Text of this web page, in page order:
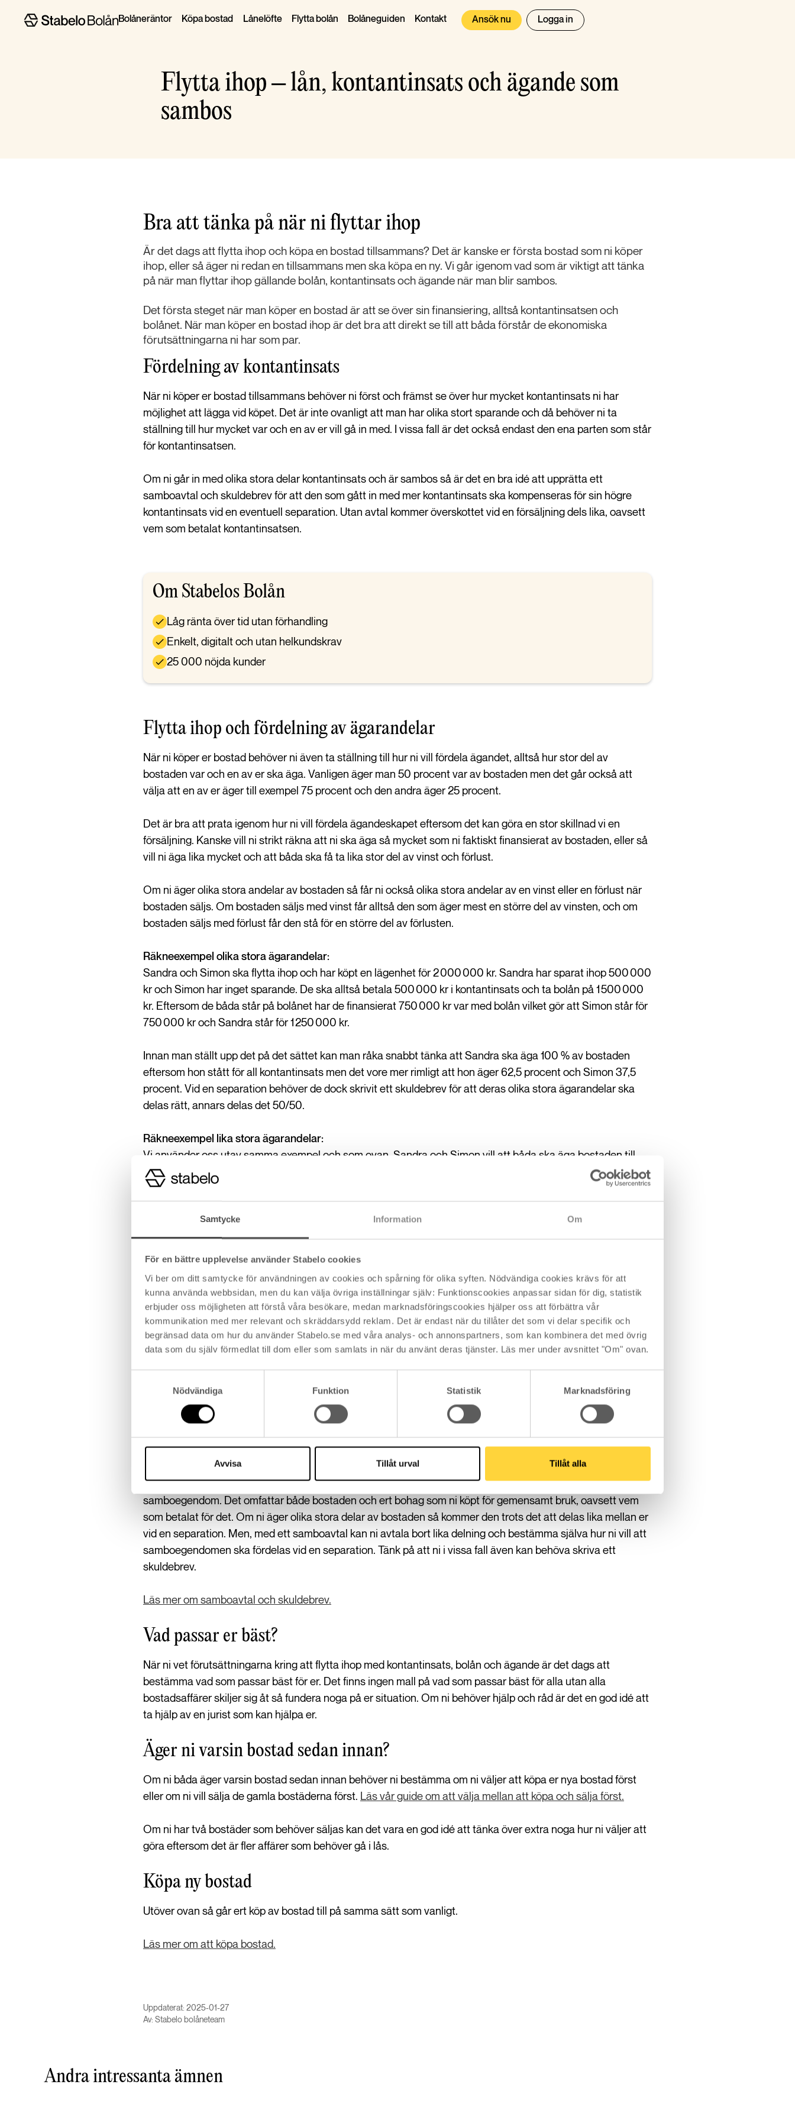
Samtycke Information Om
För en bättre upplevelse använder Stabelo cookies
Vi ber om ditt samtycke för användningen av cookies och spårning för olika syften. Nödvändiga cookies krävs för att
kunna använda webbsidan, men du kan välja övriga inställningar själv: Funktionscookies anpassar sidan för dig, statistik
erbjuder oss möjligheten att förstå våra besökare, medan marknadsföringscookies hjälper oss att förbättra vår
kommunikation med mer relevant och skräddarsydd reklam. Det är endast när du tillåter det som vi delar specifik och
begränsad data om hur du använder Stabelo.se med våra analys- och annonspartners, som kan kombinera det med övrig
data som du själv förmedlat till dom eller som samlats in när du använt deras tjänster. Läs mer under avsnittet "Om" ovan.
Nödvändiga
Funktion Statistik Marknadsföring
Avvisa Tillåt urval Tillåt alla
Bolåneräntor Köpa bostad Lånelöfte Flytta bolån Bolåneguiden Kontakt Ansök nu Logga in
Flytta ihop – lån, kontantinsats och ägande som
sambos
Bra att tänka på när ni flyttar ihop
Är det dags att flytta ihop och köpa en bostad tillsammans? Det är kanske er första bostad som ni köper
ihop, eller så äger ni redan en tillsammans men ska köpa en ny. Vi går igenom vad som är viktigt att tänka
på när man flyttar ihop gällande bolån, kontantinsats och ägande när man blir sambos.
Det första steget när man köper en bostad är att se över sin finansiering, alltså kontantinsatsen och
bolånet. När man köper en bostad ihop är det bra att direkt se till att båda förstår de ekonomiska
förutsättningarna ni har som par.
Fördelning av kontantinsats
När ni köper er bostad tillsammans behöver ni först och främst se över hur mycket kontantinsats ni har
möjlighet att lägga vid köpet. Det är inte ovanligt att man har olika stort sparande och då behöver ni ta
ställning till hur mycket var och en av er vill gå in med. I vissa fall är det också endast den ena parten som står
för kontantinsatsen.
Om ni går in med olika stora delar kontantinsats och är sambos så är det en bra idé att upprätta ett
samboavtal och skuldebrev för att den som gått in med mer kontantinsats ska kompenseras för sin högre
kontantinsats vid en eventuell separation. Utan avtal kommer överskottet vid en försäljning dels lika, oavsett
vem som betalat kontantinsatsen.
Om Stabelos Bolån
Låg ränta över tid utan förhandling
Enkelt, digitalt och utan helkundskrav
25 000 nöjda kunder
Flytta ihop och fördelning av ägarandelar
När ni köper er bostad behöver ni även ta ställning till hur ni vill fördela ägandet, alltså hur stor del av
bostaden var och en av er ska äga. Vanligen äger man 50 procent var av bostaden men det går också att
välja att en av er äger till exempel 75 procent och den andra äger 25 procent.
Det är bra att prata igenom hur ni vill fördela ägandeskapet eftersom det kan göra en stor skillnad vi en
försäljning. Kanske vill ni strikt räkna att ni ska äga så mycket som ni faktiskt finansierat av bostaden, eller så
vill ni äga lika mycket och att båda ska få ta lika stor del av vinst och förlust.
Om ni äger olika stora andelar av bostaden så får ni också olika stora andelar av en vinst eller en förlust när
bostaden säljs. Om bostaden säljs med vinst får alltså den som äger mest en större del av vinsten, och om
bostaden säljs med förlust får den stå för en större del av förlusten.
Räkneexempel olika stora ägarandelar:
Sandra och Simon ska flytta ihop och har köpt en lägenhet för 2 000 000 kr. Sandra har sparat ihop 500 000
kr och Simon har inget sparande. De ska alltså betala 500 000 kr i kontantinsats och ta bolån på 1 500 000
kr. Eftersom de båda står på bolånet har de finansierat 750 000 kr var med bolån vilket gör att Simon står för
750 000 kr och Sandra står för 1 250 000 kr.
Innan man ställt upp det på det sättet kan man råka snabbt tänka att Sandra ska äga 100 % av bostaden
eftersom hon stått för all kontantinsats men det vore mer rimligt att hon äger 62,5 procent och Simon 37,5
procent. Vid en separation behöver de dock skrivit ett skuldebrev för att deras olika stora ägarandelar ska
delas rätt, annars delas det 50/50.
Räkneexempel lika stora ägarandelar:
Vi använder oss utav samma exempel och som ovan. Sandra och Simon vill att båda ska äga bostaden till
lika stor del för att båda ska få ta lika stor del av en eventuell vinst. De vill dock att Sandra ska få tillbaka hela
sin kontantinsats om de skulle separera. De väljer därför att skriva ett samboavtal och ett skuldebrev där de
anger att Simon har en skuld till Sandra på 250 000 kr.
De har genom skuldebrevet alltså finansierat bostaden till precis lika stor andel. Vid en eventuell separation
och försäljning så får Sandra tillbaka hela sin kontantinsats och sedan delar de lika på eventuell vinst (eller
Flytta ihop och ta bolån
Har ni båda möjlighet att stå på bolånet tillsammans? För att kunna låna tillsammans krävs det vanligen att ni
båda har en tillsvidareanställning och att ingen av er har en betalningsanmärkning.
Oavsett hur stor del av kontantinsatsen var och en av er har betalat så är ni båda solidariskt
betalningsansvariga för bolånet ni har tillsammans. Det betyder att ni båda är ansvariga för hela lånet, om din
sambo inte betalar för lånet så faller hela betalningen på dig.
Samboavtal
Om ni är sambos omfattas ni av sambolagen vilket innebär att ni vid en separation delar lika på hela er
samboegendom. Det omfattar både bostaden och ert bohag som ni köpt för gemensamt bruk, oavsett vem
som betalat för det. Om ni äger olika stora delar av bostaden så kommer den trots det att delas lika mellan er
vid en separation. Men, med ett samboavtal kan ni avtala bort lika delning och bestämma själva hur ni vill att
samboegendomen ska fördelas vid en separation. Tänk på att ni i vissa fall även kan behöva skriva ett
skuldebrev.
Läs mer om samboavtal och skuldebrev.
Vad passar er bäst?
När ni vet förutsättningarna kring att flytta ihop med kontantinsats, bolån och ägande är det dags att
bestämma vad som passar bäst för er. Det finns ingen mall på vad som passar bäst för alla utan alla
bostadsaffärer skiljer sig åt så fundera noga på er situation. Om ni behöver hjälp och råd är det en god idé att
ta hjälp av en jurist som kan hjälpa er.
Äger ni varsin bostad sedan innan?
Om ni båda äger varsin bostad sedan innan behöver ni bestämma om ni väljer att köpa er nya bostad först
eller om ni vill sälja de gamla bostäderna först. Läs vår guide om att välja mellan att köpa och sälja först.
Om ni har två bostäder som behöver säljas kan det vara en god idé att tänka över extra noga hur ni väljer att
göra eftersom det är fler affärer som behöver gå i lås.
Köpa ny bostad
Utöver ovan så går ert köp av bostad till på samma sätt som vanligt.
Läs mer om att köpa bostad.
Uppdaterat: 2025-01-27
Av: Stabelo bolåneteam
Andra intressanta ämnen